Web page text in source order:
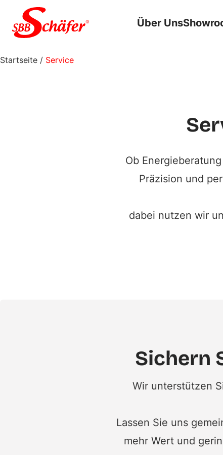
Zum Inhalt springen
Über Uns
Startseite / Service
Ob
Präzision und
dabei nutzen wir
Sichern
Wir unterstützen
Lassen Sie uns
mehr Wert und